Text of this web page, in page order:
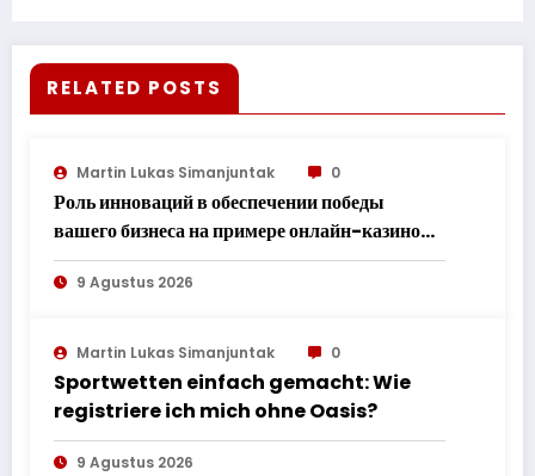
RELATED POSTS
Martin Lukas Simanjuntak 0
Роль инноваций в обеспечении победы
вашего бизнеса на примере онлайн-казино
Вулкан
9 Agustus 2026
Martin Lukas Simanjuntak 0
Sportwetten einfach gemacht: Wie
registriere ich mich ohne Oasis?
9 Agustus 2026